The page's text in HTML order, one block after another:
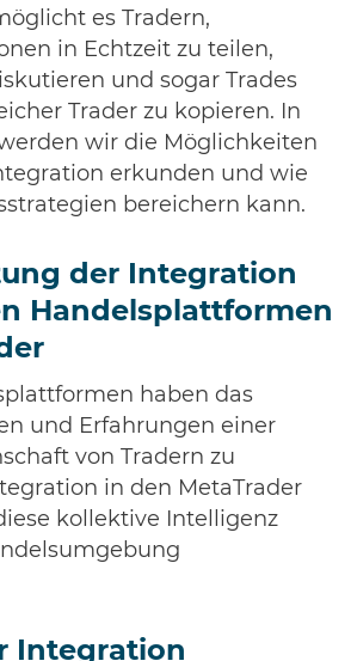
es Tradern,
in Echtzeit zu teilen,
und sogar Trades
Trader zu kopieren. In
wir die Möglichkeiten
erkunden und wie
bereichern kann.
der Integration
Handelsplattformen
haben das
und Erfahrungen einer
von Tradern zu
in den MetaTrader
kollektive Intelligenz
Integration